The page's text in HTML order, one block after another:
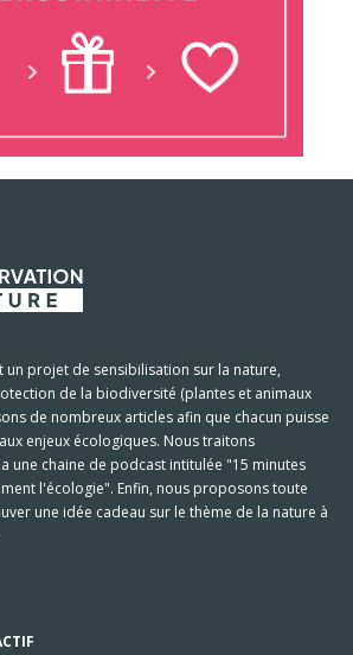
un projet de sensibilisation sur la nature,
de la biodiversité (plantes et animaux
de nombreux articles afin que chacun puisse
enjeux écologiques. Nous traitons
une chaine de podcast intitulée "15 minutes
l'écologie". Enfin, nous proposons toute
une idée cadeau sur le thème de la nature à